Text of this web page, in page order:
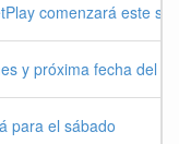
comenzará este
y próxima fecha del
para el sábado